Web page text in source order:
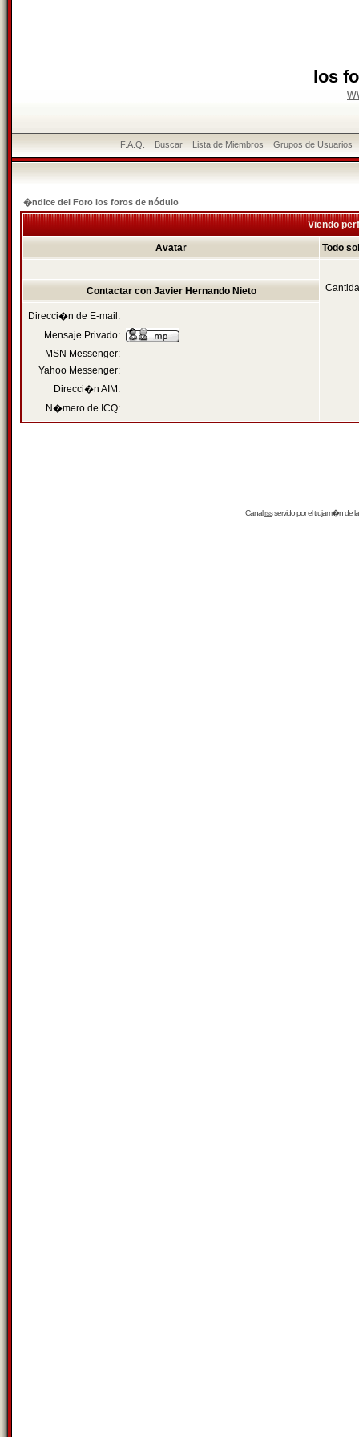
los
F.A.Q. Buscar Lista de Miembros Grupos de Usuarios
�ndice del Foro los foros de nódulo
Viendo
Avatar Todo
Contactar con Javier Hernando Nieto
Direcci�n de E-mail:
Mensaje Privado:
MSN Messenger:
Yahoo Messenger:
Direcci�n AIM:
N�mero de ICQ:
Canalrssservido por eltrujam�nde